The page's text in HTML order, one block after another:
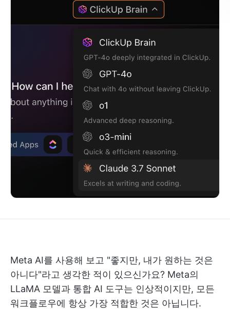
Meta AI를 사용해 보고 "좋지만, 내가 원하는 것은
아니다"라고 생각한 적이 있으신가요? Meta의
LLaMA 모델과 통합 AI 도구는 인상적이지만, 모든
워크플로우에 항상 가장 적합한 것은 아닙니다.